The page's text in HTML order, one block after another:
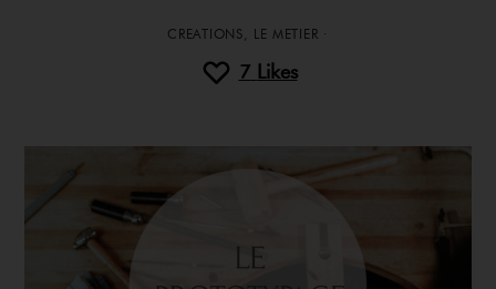
CREATIONS LE METIER ·
7 Likes